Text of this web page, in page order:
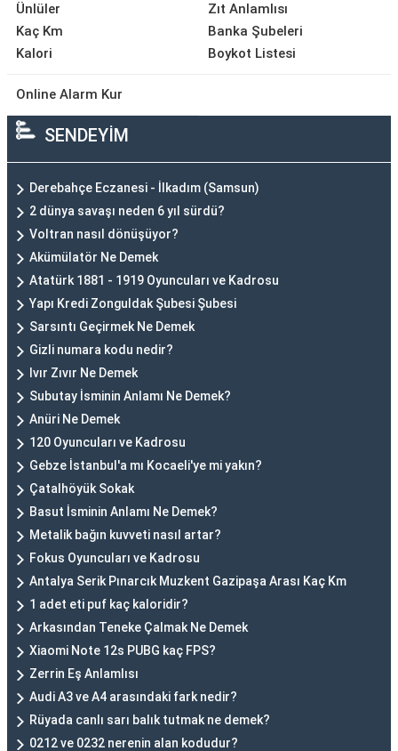
Ünlüler
Kaç Km
Kalori
Zıt Anlamlısı
Banka Şubeleri
Boykot Listesi
Online Alarm Kur
SENDEYİM
Derebahçe Eczanesi - İlkadım (Samsun)
2 dünya savaşı neden 6 yıl sürdü?
Voltran nasıl dönüşüyor?
Akümülatör Ne Demek
Atatürk 1881 - 1919 Oyuncuları ve Kadrosu
Yapı Kredi Zonguldak Şubesi Şubesi
Sarsıntı Geçirmek Ne Demek
Gizli numara kodu nedir?
Ivır Zıvır Ne Demek
Subutay İsminin Anlamı Ne Demek?
Anüri Ne Demek
120 Oyuncuları ve Kadrosu
Gebze İstanbul'a mı Kocaeli'ye mi yakın?
Çatalhöyük Sokak
Basut İsminin Anlamı Ne Demek?
Metalik bağın kuvveti nasıl artar?
Fokus Oyuncuları ve Kadrosu
Antalya Serik Pınarcık Muzkent Gazipaşa Arası Kaç Km
1 adet eti puf kaç kaloridir?
Arkasından Teneke Çalmak Ne Demek
Xiaomi Note 12s PUBG kaç FPS?
Zerrin Eş Anlamlısı
Audi A3 ve A4 arasındaki fark nedir?
Rüyada canlı sarı balık tutmak ne demek?
0212 ve 0232 nerenin alan kodudur?